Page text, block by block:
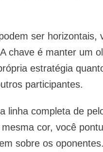
ser horizontais,
chave é manter um
estratégia
participantes.
linha completa de
cor, você
sobre os